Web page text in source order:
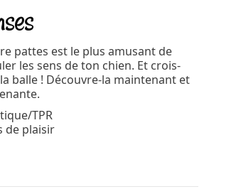
pattes est le plus amusant de
les sens de ton chien. Et crois-
balle ! Découvre-la maintenant et
TPR
de plaisir